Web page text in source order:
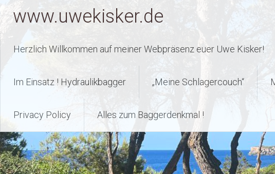
Zum
Inhalt
springen
www.uwekisker.de
Herzlich Willkommen auf meiner Webpräsenz euer Uwe Kisker!
Im Einsatz ! Hydraulikbagger „Meine Schlagercouch“
Privacy Policy Alles zum Baggerdenkmal !